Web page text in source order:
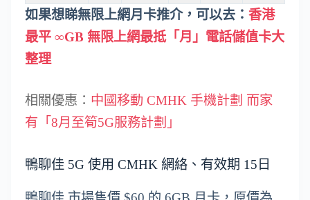
如果想睇無限上網月卡推介，可以去： 香港
最平 ∞GB 無限上網最抵「月」電話儲值卡大
整理
相關優惠： 中國移動 CMHK 手機計劃 而家
有「8月至筍5G服務計劃」
鴨聊佳 5G 使用 CMHK 網絡、有效期 15日